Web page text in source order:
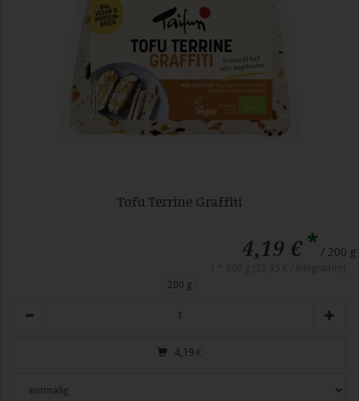
Tofu Terrine Graffiti
4,19 €* / 200 g
200 g
4,19 €